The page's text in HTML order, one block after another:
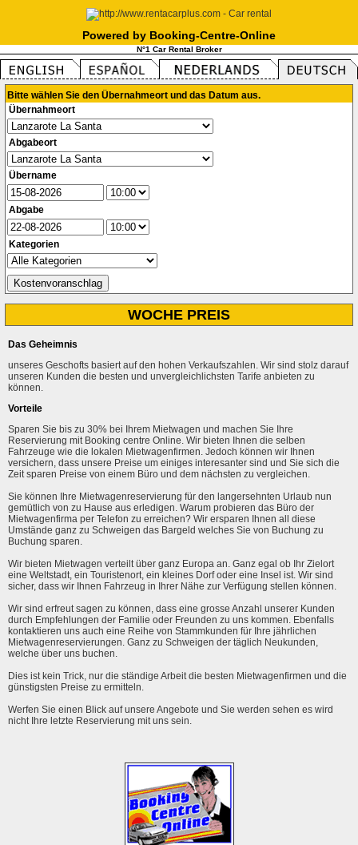
Powered by Booking-Centre-Online
N°1 Car Rental Broker
Bitte wählen Sie den Übernahmeort und das Datum aus.
Übernahmeort
Abgabeort
Übername
Abgabe
Kategorien
WOCHE PREIS
Das Geheimnis
unseres Geschofts basiert auf den hohen Verkaufszahlen. Wir sind stolz darauf
unseren Kunden die besten und unvergleichlichsten Tarife anbieten zu
können.
Vorteile
Sparen Sie bis zu 30% bei Ihrem Mietwagen und machen Sie Ihre
Reservierung mit Booking centre Online. Wir bieten Ihnen die selben
Fahrzeuge wie die lokalen Mietwagenfirmen. Jedoch können wir Ihnen
versichern, dass unsere Preise um einiges interesanter sind und Sie sich die
Zeit sparen Preise von einem Büro und dem nächsten zu vergleichen.
Sie können Ihre Mietwagenreservierung für den langersehnten Urlaub nun
gemütlich von zu Hause aus erledigen. Warum probieren das Büro der
Mietwagenfirma per Telefon zu erreichen? Wir ersparen Ihnen all diese
Umstände ganz zu Schweigen das Bargeld welches Sie von Buchung zu
Buchung sparen.
Wir bieten Mietwagen verteilt über ganz Europa an. Ganz egal ob Ihr Zielort
eine Weltstadt, ein Touristenort, ein kleines Dorf oder eine Insel ist. Wir sind
sicher, dass wir Ihnen Fahrzeug in Ihrer Nähe zur Verfügung stellen können.
Wir sind erfreut sagen zu können, dass eine grosse Anzahl unserer Kunden
durch Empfehlungen der Familie oder Freunden zu uns kommen. Ebenfalls
kontaktieren uns auch eine Reihe von Stammkunden für Ihre jährlichen
Mietwagenreservierungen. Ganz zu Schweigen der täglich Neukunden,
welche über uns buchen.
Dies ist kein Trick, nur die ständige Arbeit die besten Mietwagenfirmen und die
günstigsten Preise zu ermitteln.
Werfen Sie einen Blick auf unsere Angebote und Sie werden sehen es wird
nicht Ihre letzte Reservierung mit uns sein.